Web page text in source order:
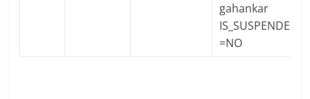
gahankar
IS_SUSPENDED
=NO